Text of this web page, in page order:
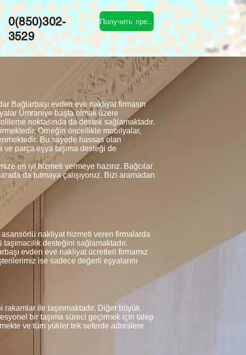
0(850)302-
3529
Получить предложение
Bağlarbaşı evden eve nakliyat firmasın
Ümraniye başta olmak üzere
noktasında da destek sağlamaktadır.
Örneğin öncellikle mobilyalar,
Bu sayede hassas olan
ve parça eşya taşıma desteği de
en iyi hizmeti vermeye hazırız. Bağcılar
da tutmaya çalışıyoruz. Bizi aramadan
nakliyat hizmeti veren firmalarda
desteğini sağlamaktadır.
evden eve nakliyat ücretleri firmamız
ise sadece değerli eşyalarını
ile taşınmaktadır. Diğer büyük
bir taşıma süreci geçirmek için talep
ve tüm yükler tek seferde adreslere